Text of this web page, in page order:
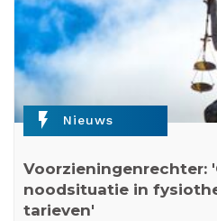
flash_on Nieuws
Voorzieningenrechter:
noodsituatie in
tarieven'